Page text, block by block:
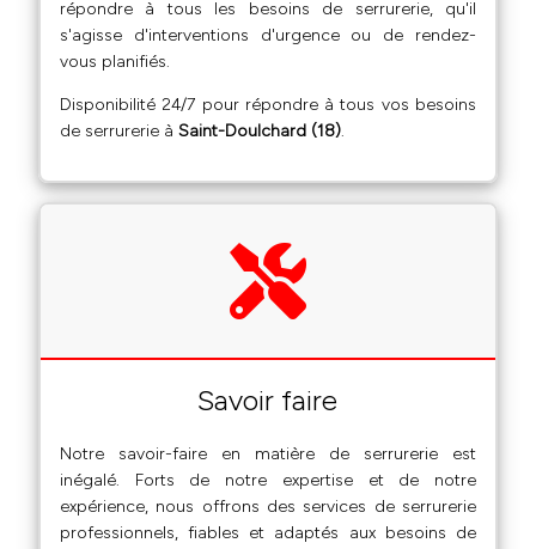
répondre à tous les besoins de serrurerie, qu'il
s'agisse d'interventions d'urgence ou de rendez-
vous planifiés.
Disponibilité 24/7 pour répondre à tous vos besoins
de serrurerie à Saint-Doulchard (18).
Savoir faire
Notre savoir-faire en matière de serrurerie est
inégalé. Forts de notre expertise et de notre
expérience, nous offrons des services de serrurerie
professionnels, fiables et adaptés aux besoins de